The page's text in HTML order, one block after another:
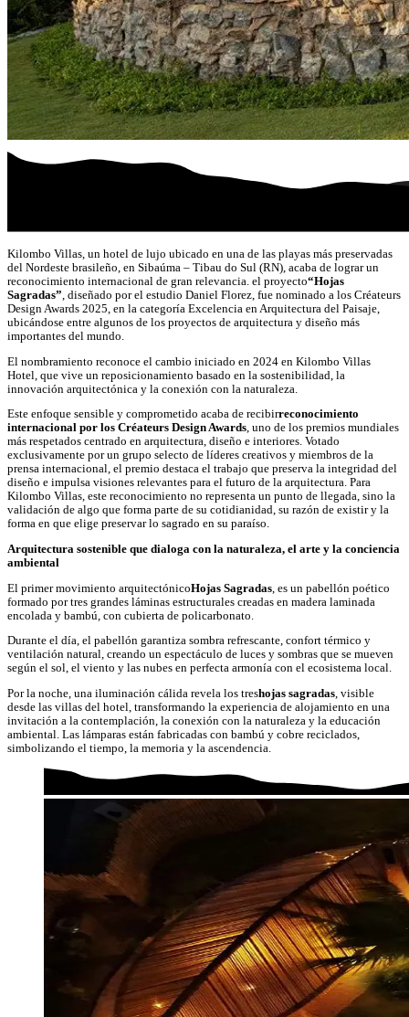
Kilombo Villas, un hotel de lujo ubicado en una de las playas más preservadas
del Nordeste brasileño, en Sibaúma – Tibau do Sul (RN), acaba de lograr un
reconocimiento internacional de gran relevancia. el proyecto“Hojas
Sagradas”, diseñado por el estudio Daniel Florez, fue nominado a los Créateurs
Design Awards 2025, en la categoría Excelencia en Arquitectura del Paisaje,
ubicándose entre algunos de los proyectos de arquitectura y diseño más
importantes del mundo.
El nombramiento reconoce el cambio iniciado en 2024 en Kilombo Villas
Hotel, que vive un reposicionamiento basado en la sostenibilidad, la
innovación arquitectónica y la conexión con la naturaleza.
Este enfoque sensible y comprometido acaba de recibirreconocimiento
internacional por los Créateurs Design Awards, uno de los premios mundiales
más respetados centrado en arquitectura, diseño e interiores. Votado
exclusivamente por un grupo selecto de líderes creativos y miembros de la
prensa internacional, el premio destaca el trabajo que preserva la integridad del
diseño e impulsa visiones relevantes para el futuro de la arquitectura. Para
Kilombo Villas, este reconocimiento no representa un punto de llegada, sino la
validación de algo que forma parte de su cotidianidad, su razón de existir y la
forma en que elige preservar lo sagrado en su paraíso.
Arquitectura sostenible que dialoga con la naturaleza, el arte y la conciencia
ambiental
El primer movimiento arquitectónicoHojas Sagradas , es un pabellón poético
formado por tres grandes láminas estructurales creadas en madera laminada
encolada y bambú, con cubierta de policarbonato.
Durante el día, el pabellón garantiza sombra refrescante, confort térmico y
ventilación natural, creando un espectáculo de luces y sombras que se mueven
según el sol, el viento y las nubes en perfecta armonía con el ecosistema local.
Por la noche, una iluminación cálida revela los treshojas sagradas, visible
desde las villas del hotel, transformando la experiencia de alojamiento en una
invitación a la contemplación, la conexión con la naturaleza y la educación
ambiental. Las lámparas están fabricadas con bambú y cobre reciclados,
simbolizando el tiempo, la memoria y la ascendencia.